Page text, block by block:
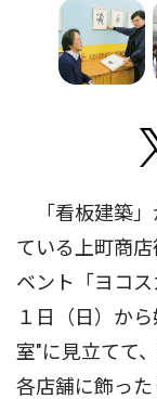
「看板建築」
ている上町商
ベント「ヨコ
１日（日）か
室"に見立てて
各店舗に飾っ